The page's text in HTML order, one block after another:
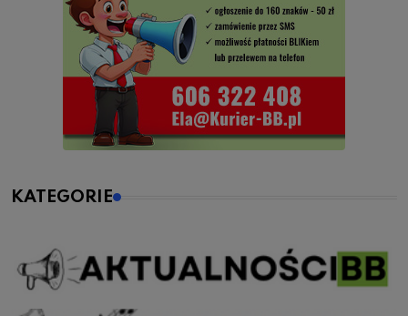
KATEGORIE